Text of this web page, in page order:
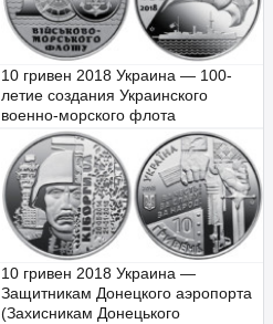
10 гривен 2018 Украина — 100-
летие создания Украинского
военно-морского флота
10 гривен 2018 Украина —
Защитникам Донецкого аэропорта
(Захисникам Донецького